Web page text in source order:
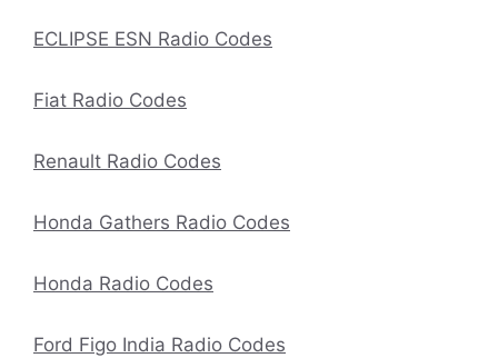
ECLIPSE ESN Radio Codes
Fiat Radio Codes
Renault Radio Codes
Honda Gathers Radio Codes
Honda Radio Codes
Ford Figo India Radio Codes